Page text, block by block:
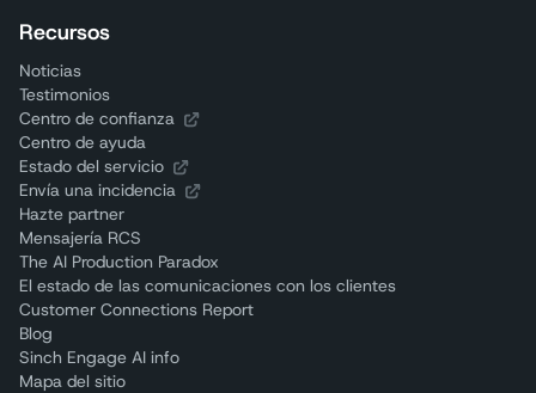
Recursos
Noticias
Testimonios
Centro de confianza
Centro de ayuda
Estado del servicio
Envía una incidencia
Hazte partner
Mensajería RCS
The AI Production Paradox
El estado de las comunicaciones con los clientes
Customer Connections Report
Blog
Sinch Engage AI info
Mapa del sitio